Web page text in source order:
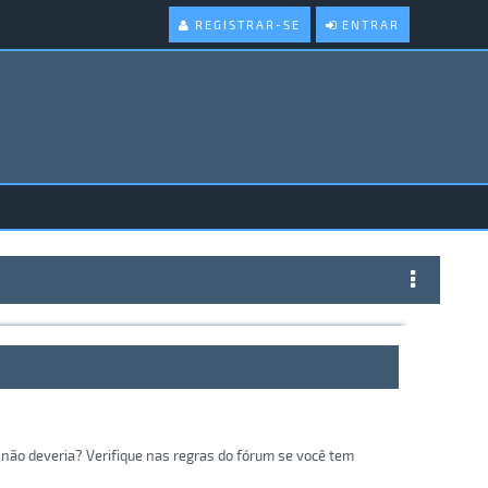
ENTRAR
REGISTRAR-SE
deveria? Verifique nas regras do fórum se você tem